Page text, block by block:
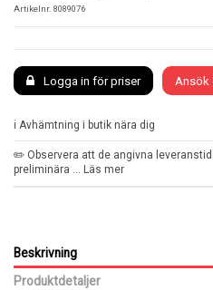
Artikelnr. 8089076
Logga in för priser Ansök
ℹ️ Avhämtning i butik nära dig
✏️ Observera att de angivna
preliminära ... Läs mer
Beskrivning
Produktdetaljer